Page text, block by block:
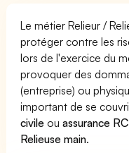
Le métier Relieur /
protéger contre les
lors de l'exercice du
provoquer des
(entreprise) ou
important de se
civile ouassurance
Relieuse main.